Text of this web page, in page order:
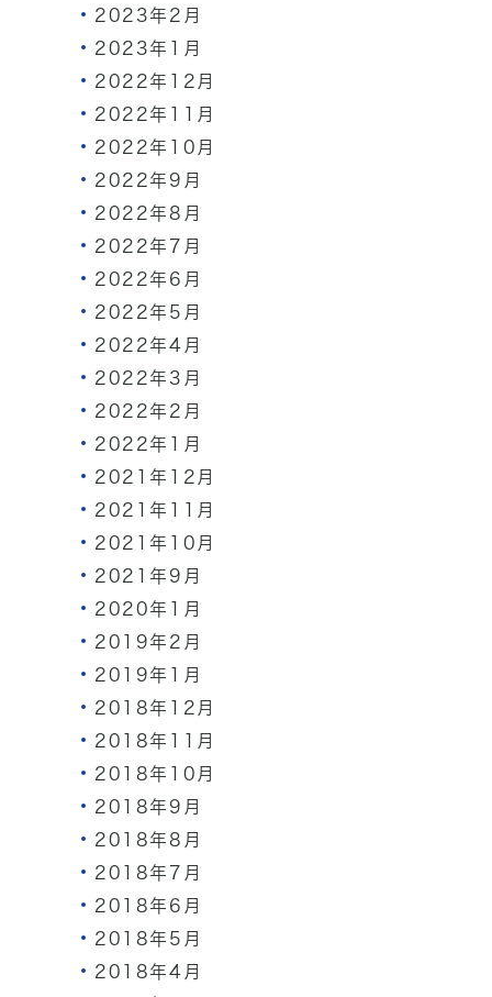
2023年2月
2023年1月
2022年12月
2022年11月
2022年10月
2022年9月
2022年8月
2022年7月
2022年6月
2022年5月
2022年4月
2022年3月
2022年2月
2022年1月
2021年12月
2021年11月
2021年10月
2021年9月
2020年1月
2019年2月
2019年1月
2018年12月
2018年11月
2018年10月
2018年9月
2018年8月
2018年7月
2018年6月
2018年5月
2018年4月